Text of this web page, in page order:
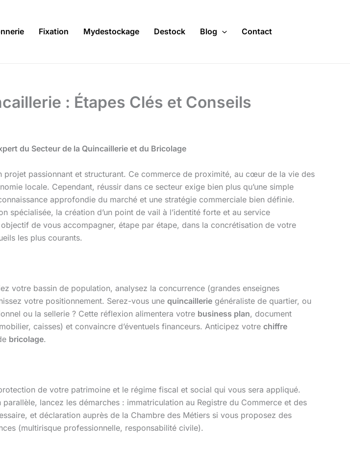
Fixation Mydestockage Destock Blog Contact
: Étapes Clés et Conseils
du Secteur de la Quincaillerie et du Bricolage
projet passionnant et structurant. Ce commerce de proximité, au cœur de la vie des
locale. Cependant, réussir dans ce secteur exige bien plus qu’une simple
approfondie du marché et une stratégie commerciale bien définie.
spécialisée, la création d’un point de vail à l’identité forte et au service
de vous accompagner, étape par étape, dans la concrétisation de votre
les plus courants.
votre bassin de population, analysez la concurrence (grandes enseignes
votre positionnement. Serez-vous une quincaillerie généraliste de quartier, ou
ou la sellerie ? Cette réflexion alimentera votre business plan, document
caisses) et convaincre d’éventuels financeurs. Anticipez votre chiffre
bricolage.
de votre patrimoine et le régime fiscal et social qui vous sera appliqué.
lancez les démarches : immatriculation au Registre du Commerce et des
et déclaration auprès de la Chambre des Métiers si vous proposez des
(multirisque professionnelle, responsabilité civile).